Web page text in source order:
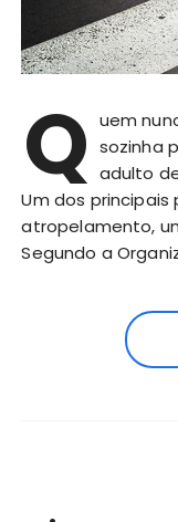
Q uem
sozinha
adulto
Um dos
atropelamento,
Segundo a